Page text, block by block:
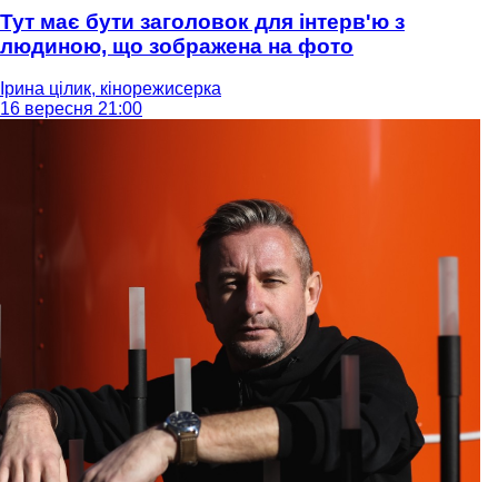
Тут має бути заголовок для інтерв'ю з
людиною, що зображена на фото
Ірина цілик, кінорежисерка
16 вересня 21:00